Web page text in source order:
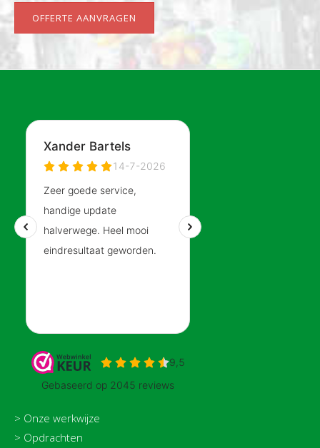
OFFERTE AANVRAGEN
> Onze werkwijze
> Opdrachten